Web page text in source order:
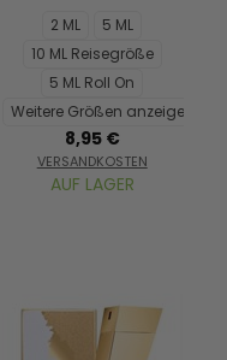
2 ML
5 ML
10 ML Reisegröße
5 ML Roll On
Weitere Größen anzeigen...
8,95 €
VERSANDKOSTEN
AUF LAGER